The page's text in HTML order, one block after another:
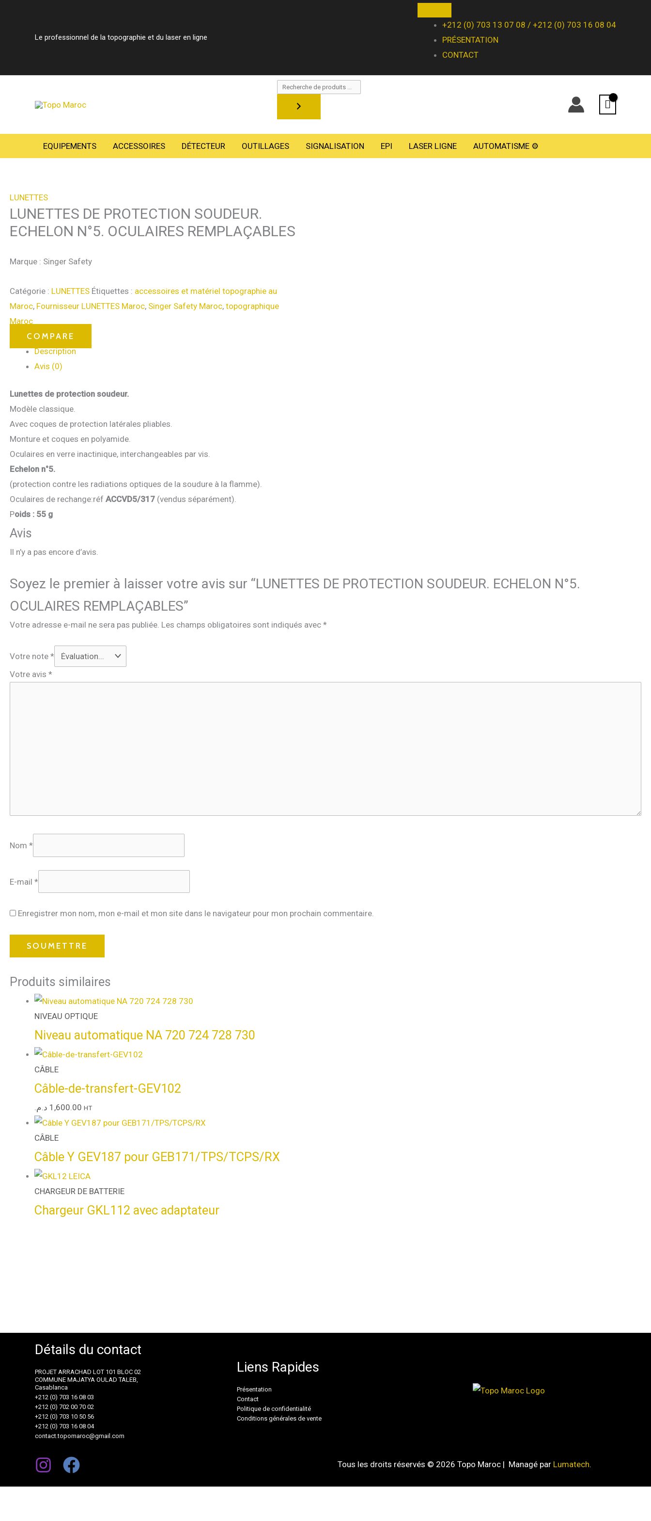
Le professionnel de la topographie et du laser en ligne
+212 (0) 703 13 07 08 / +212 (0) 703 16 08 04
PRÉSENTATION
CONTACT
Recherche
EQUIPEMENTS ACCESSOIRES DÉTECTEUR OUTILLAGES SIGNALISATION EPI LASER LIGNE AUTOMATISME ⚙️
LUNETTES
LUNETTES DE PROTECTION SOUDEUR.
ECHELON N°5. OCULAIRES REMPLAÇABLES
Marque : Singer Safety
Catégorie : LUNETTES Étiquettes : accessoires et matériel topographie au
Maroc, Fournisseur LUNETTES Maroc, Singer Safety Maroc, topographique
Maroc
COMPARE
Description
Avis (0)
Lunettes de protection soudeur.
Modèle classique.
Avec coques de protection latérales pliables.
Monture et coques en polyamide.
Oculaires en verre inactinique, interchangeables par vis.
Echelon n°5.
(protection contre les radiations optiques de la soudure à la flamme).
Oculaires de rechange:réf ACCVD5/317 (vendus séparément).
Poids : 55 g
Avis
Il n’y a pas encore d’avis.
Soyez le premier à laisser votre avis sur “LUNETTES DE PROTECTION SOUDEUR. ECHELON N°5.
OCULAIRES REMPLAÇABLES”
Votre adresse e-mail ne sera pas publiée. Les champs obligatoires sont indiqués avec *
Votre note *
Votre avis *
Nom *
E-mail *
Enregistrer mon nom, mon e-mail et mon site dans le navigateur pour mon prochain commentaire.
Produits similaires
NIVEAU OPTIQUE
Niveau automatique NA 720 724 728 730
CÂBLE
Câble-de-transfert-GEV102
1,600.00 د.م. HT
CÂBLE
Câble Y GEV187 pour GEB171/TPS/TCPS/RX
CHARGEUR DE BATTERIE
Chargeur GKL112 avec adaptateur
Détails du contact
PROJET ARRACHAD LOT 101 BLOC 02
COMMUNE MAJATYA OULAD TALEB,
Casablanca
+212 (0) 703 16 08 03
+212 (0) 702 00 70 02
+212 (0) 703 10 50 56
+212 (0) 703 16 08 04
contact.topomaroc@gmail.com
Liens Rapides
Présentation
Contact
Politique de confidentialité
Conditions générales de vente
Tous les droits réservés © 2026 Topo Maroc | Managé par Lumatech.